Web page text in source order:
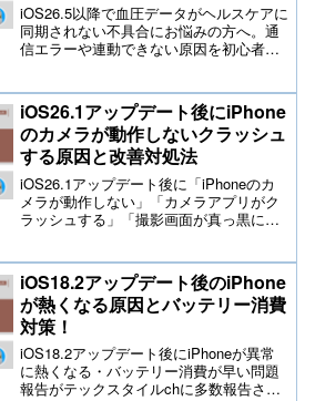
iOS26.5以降で血圧データがヘルスケアに
同期されない不具合にお悩みの方へ。通
信エラーや連動できない原因を初心者向
ぐ試せる具体的な解決策を分かりやすく
紹介したブログ記事です。
iOS26.1アップデート後にiPhone
のカメラが動作しないクラッシュ
する原因と改善対処法
iOS26.1アップデート後に「iPhoneのカ
メラが動作しない」「カメラアプリがク
ラッシュする」「撮影画面が真っ黒にな
強い見出し構成で、原因と対処法を専門
的かつ分かりやすく解説。
iOS18.2アップデート後のiPhone
が熱くなる原因とバッテリー消費
対策！
iOS18.2アップデート後にiPhoneが異常
に熱くなる・バッテリー消費が早い問題
報告がテックスタイルchに多数報告され